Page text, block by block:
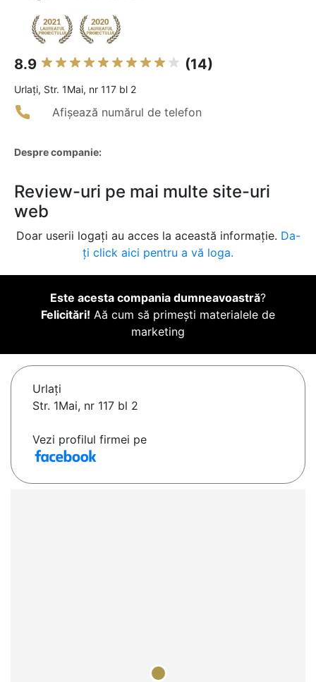
8.9 (14)
Urlaţi, Str. 1Mai, nr 117 bl 2
Afișează numărul de telefon
Despre companie:
Review-uri pe mai multe site-uri
web
Doar userii logați au acces la această informație. Da-
ți click aici pentru a vă loga.
Este acesta compania dumneavoastră?
Felicitări! Aă cum să primești materialele de
marketing
Urlaţi
Str. 1Mai, nr 117 bl 2
Vezi profilul firmei pe